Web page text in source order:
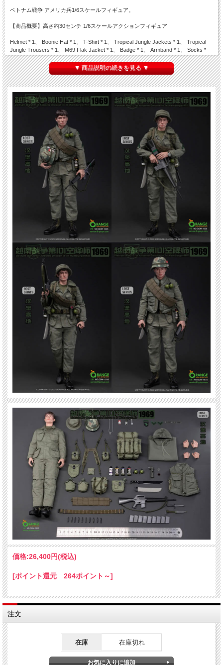
ベトナム戦争 アメリカ兵1/6スケールフィギュア。
【商品概要】高さ約30センチ 1/6スケールアクションフィギュア
Helmet * 1、 Boonie Hat * 1、 T-Shirt * 1、 Tropical Jungle Jackets * 1、 Tropical
Jungle Trousers * 1、 M69 Flak Jacket * 1、 Badge * 1、 Armband * 1、 Socks *
1、 Trouser Belt * 1、 3rd Pattern Jungle Boot with Panama Sole (Early Stage ) *
1、 M16A1 Rifle (Birdcage) * 1、 Magazines * 10、 Bayonet * 1、 Sheath * 1、 M67
Grenades * 2、 M18 Smoke Grenade (Red/Yellow/Purple) * 3、 M14 Incendiary
Grenade * 1、 Bandolier * 1、 M1967 Equipment Belt * 1、 Suspenders * 1、 Ammo
Canteens Cover * 2、 2 Quart Canteens * 1、 2 Quart Canteens Cover * 1、
Buttpack * 1、 Watch * 1、 Cigarettes * 1、 Dog Tags * 1、 Spoon * 1、 Tools
Cover * 1、 Tropical Rucksack * 1、 Raincoat * 1、 Machete * 1、 Machete Sheath
* 1、 MX-991/U Flashlight (Red/Transparent Lens) * 1、 Electrical Tape * 5、 Real
Like Headsculpture * 1、 Action Body * 1、 Hands * 3、 Foots * 1
※付属ボディは１体のみです。装備をかけているトルソー（マネキン）、定規は付
属しません。
※塗装、縫製、関節の固さ、左右差、バリの有無など個体差がございますのでご了
承ください。
※画像は試作品です。実際の商品と一部異なる場合がございます。
※パッケージに切れ目・擦れ・角つぶれ等ダメージがございます。ご了承の上ご注
▼ 商品説明の続きを見る ▼
価格:26,400円(税込)
[ポイント還元 264ポイント～]
注文
在庫 在庫切れ